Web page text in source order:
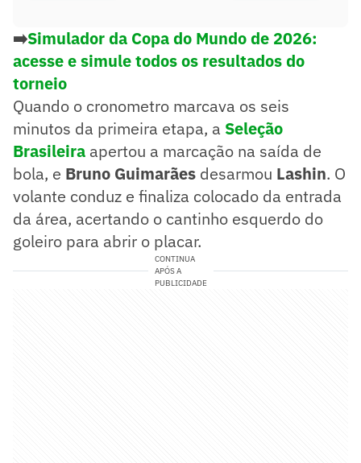
➡️Simulador da Copa do Mundo de 2026:
acesse e simule todos os resultados do
torneio
Quando o cronometro marcava os seis
minutos da primeira etapa, a Seleção
Brasileira apertou a marcação na saída de
bola, e Bruno Guimarães desarmou Lashin. O
volante conduz e finaliza colocado da entrada
da área, acertando o cantinho esquerdo do
goleiro para abrir o placar.
CONTINUA
APÓS A
PUBLICIDADE